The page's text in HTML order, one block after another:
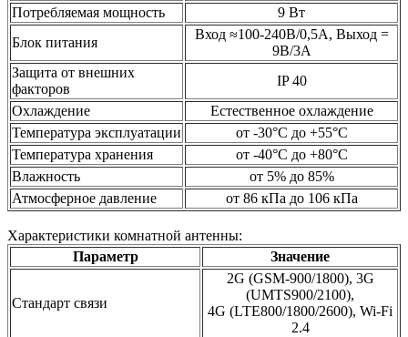
Потребляемая мощность
9 Вт
Блок питания
Вход ≈100-240В/0,5А, Выход =
9В/3А
Защита от внешних
факторов
IP 40
Охлаждение
Естественное охлаждение
Температура эксплуатации
от -30°C до +55°C
Температура хранения
от -40°C до +80°C
Влажность
от 5% до 85%
Атмосферное давление
от 86 кПа до 106 кПа
Характеристики комнатной антенны:
Параметр
Значение
Стандарт связи
2G (GSM-900/1800), 3G
(UMTS900/2100),
4G (LTE800/1800/2600), Wi-Fi
2.4